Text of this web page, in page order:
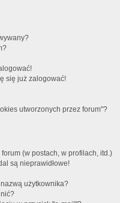
się już zalogować!
utworzonych przez forum"?
(w postach, w profilach, itd.)
są nieprawidłowe!
użytkownika?